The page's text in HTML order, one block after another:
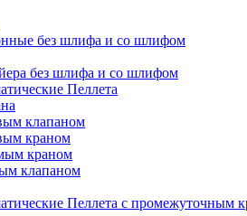
без шлифа и со шлифом
без шлифа и со шлифом
Пеллета
клапаном
краном
краном
клапаном
Пеллета с промежуточным